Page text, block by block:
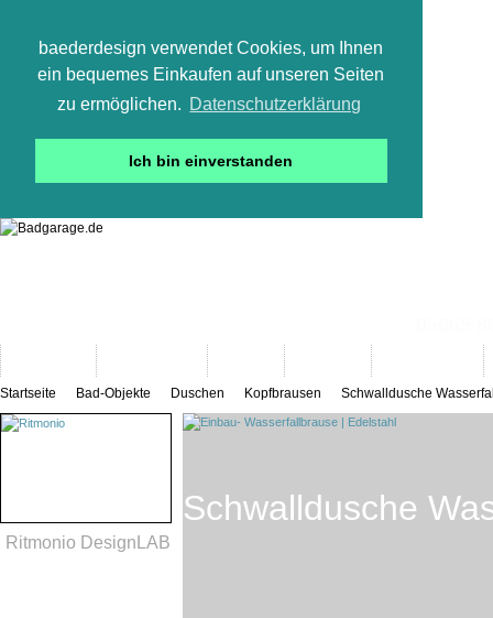
baederdesign verwendet Cookies, um Ihnen
ein bequemes Einkaufen auf unseren Seiten
zu ermöglichen. Datenschutzerklärung
Ich bin einverstanden
Startseite Bad-Objekte Duschen Kopfbrausen Schwalldusche
Ritmonio DesignLAB
Schwalldusche